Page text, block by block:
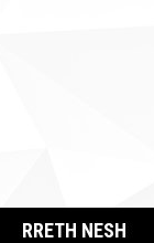
RRETH NESH